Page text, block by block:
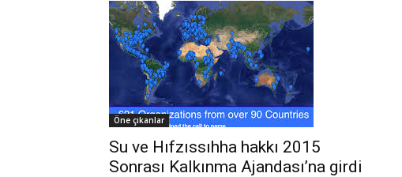
Öne çıkanlar
Su ve Hıfzıssıhha hakkı 2015
Sonrası Kalkınma Ajandası’na girdi